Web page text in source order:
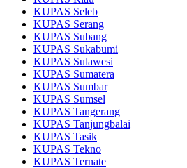
KUPAS Seleb
KUPAS Serang
KUPAS Subang
KUPAS Sukabumi
KUPAS Sulawesi
KUPAS Sumatera
KUPAS Sumbar
KUPAS Sumsel
KUPAS Tangerang
KUPAS Tanjungbalai
KUPAS Tasik
KUPAS Tekno
KUPAS Ternate